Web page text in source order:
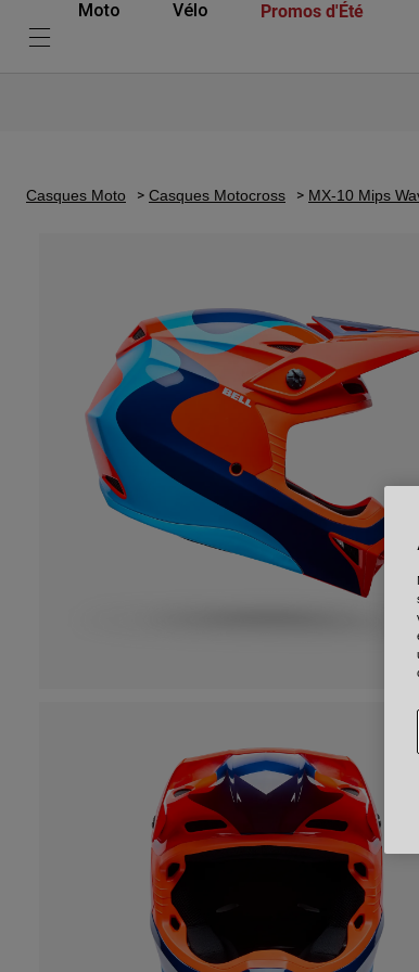
Moto Vélo Promos d'Été
Casques Moto Casques Motocross MX-10 Mips